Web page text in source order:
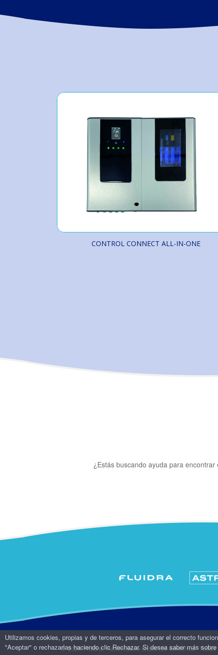
CONTROL CONNECT ALL-IN-ONE
¿Estás buscando ayuda para
© 2024 Fluidra. Reservados todos los derechos.
Utilizamos cookies, propias y de terceros, para asegurar el correcto
"Aceptar" o rechazarlas haciendo clic Rechazar. Si desea saber más